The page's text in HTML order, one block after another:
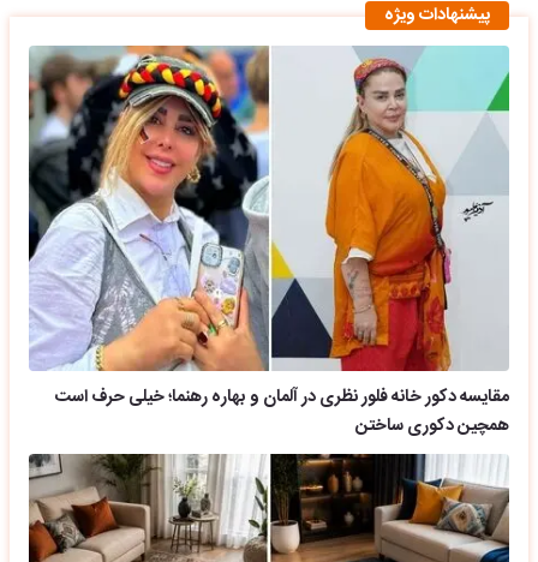
پیشنهادات ویژه
مقایسه دکور خانه فلور نظری در آلمان و بهاره رهنما؛ خیلی حرف است
همچین دکوری ساختن